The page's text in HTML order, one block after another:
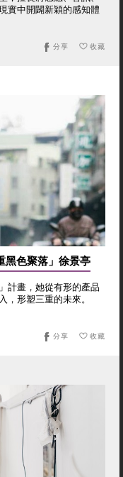
實中開闢新穎的感知體
收藏
分享
色聚落」徐景亭
計畫，她從有形的產品
形塑三重的未來。
收藏
分享